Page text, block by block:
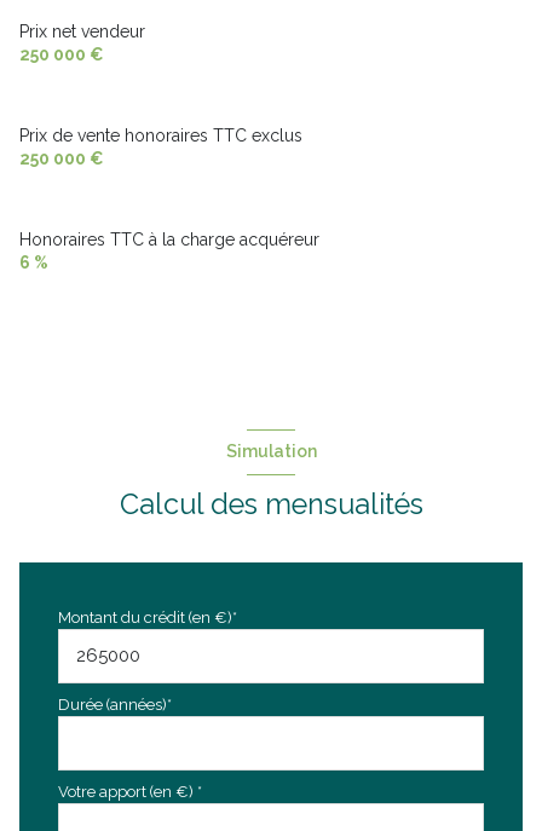
Prix net vendeur
250 000 €
Prix de vente honoraires TTC exclus
250 000 €
Honoraires TTC à la charge acquéreur
6 %
Simulation
Calcul des mensualités
Montant du crédit (en €)*
Durée (années)*
Votre apport (en €) *